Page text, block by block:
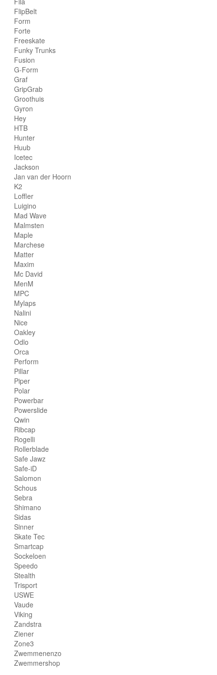
FlipBelt
Form
Forte
Freeskate
Funky Trunks
Fusion
G-Form
Graf
GripGrab
Groothuis
Gyron
Hey
HTB
Hunter
Huub
Icetec
Jackson
Jan van der Hoorn
K2
Loffler
Luigino
Mad Wave
Malmsten
Maple
Marchese
Matter
Maxim
Mc David
MenM
MPC
Mylaps
Nalini
Nice
Oakley
Odlo
Orca
Perform
Pillar
Piper
Polar
Powerbar
Powerslide
Qwin
Ribcap
Rogelli
Rollerblade
Safe Jawz
Safe-iD
Salomon
Schous
Sebra
Shimano
Sidas
Sinner
Skate Tec
Smartcap
Sockeloen
Speedo
Stealth
Trisport
USWE
Vaude
Viking
Zandstra
Ziener
Zone3
Zwemmenenzo
Zwemmershop